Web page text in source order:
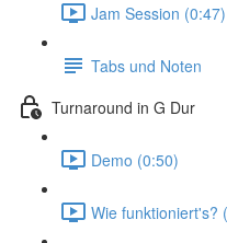
Jam Session (0:47)
Tabs und Noten
Turnaround in G Dur
Demo (0:50)
Wie funktioniert's?